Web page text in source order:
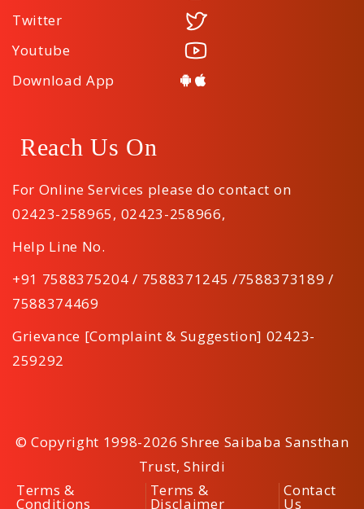
Twitter
Youtube
Download App
Reach Us On
For Online Services please do contact on
02423-258965, 02423-258966,
Help Line No.
+91 7588375204 / 7588371245 /7588373189 /
7588374469
Grievance [Complaint & Suggestion] 02423-
259292
© Copyright 1998-2026 Shree Saibaba Sansthan
Trust, Shirdi
Terms &
Conditions
Terms &
Disclaimer
Contact
Us